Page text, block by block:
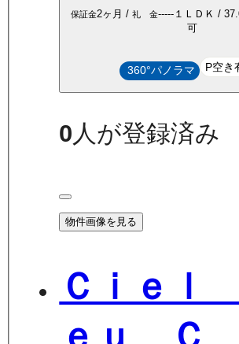
保証金2ヶ月 / 礼 金-----１ＬＤＫ /
可
360°パノラマ P空き
0人が登録済み
物件画像を見る
Ｃｉｅｌ